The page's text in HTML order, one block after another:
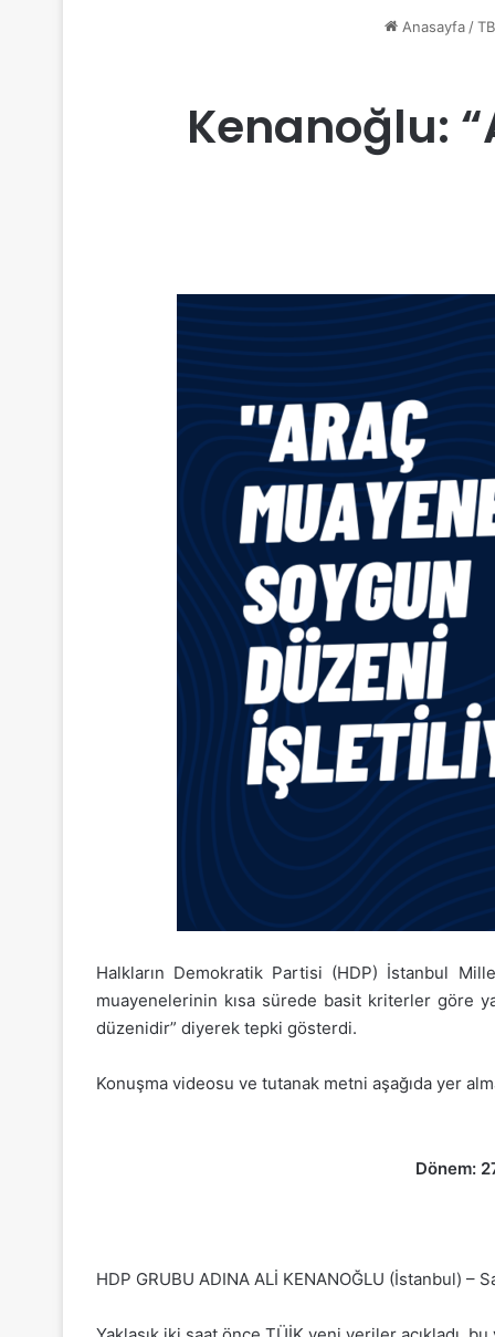
Anasayfa /
Kenanoğlu:
Halkların Demokratik Partisi (HDP) İstanbul
muayenelerinin kısa sürede basit kriterler göre
düzenidir” diyerek tepki gösterdi.
Konuşma videosu ve tutanak metni aşağıda yer
Dönem:
HDP GRUBU ADINA ALİ KENANOĞLU (İstanbul) –